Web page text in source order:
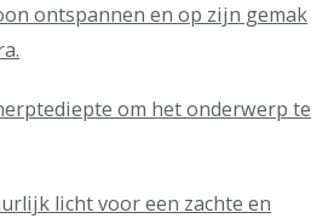
ontspannen en op zijn gemak
om het onderwerp te
licht voor een zachte en